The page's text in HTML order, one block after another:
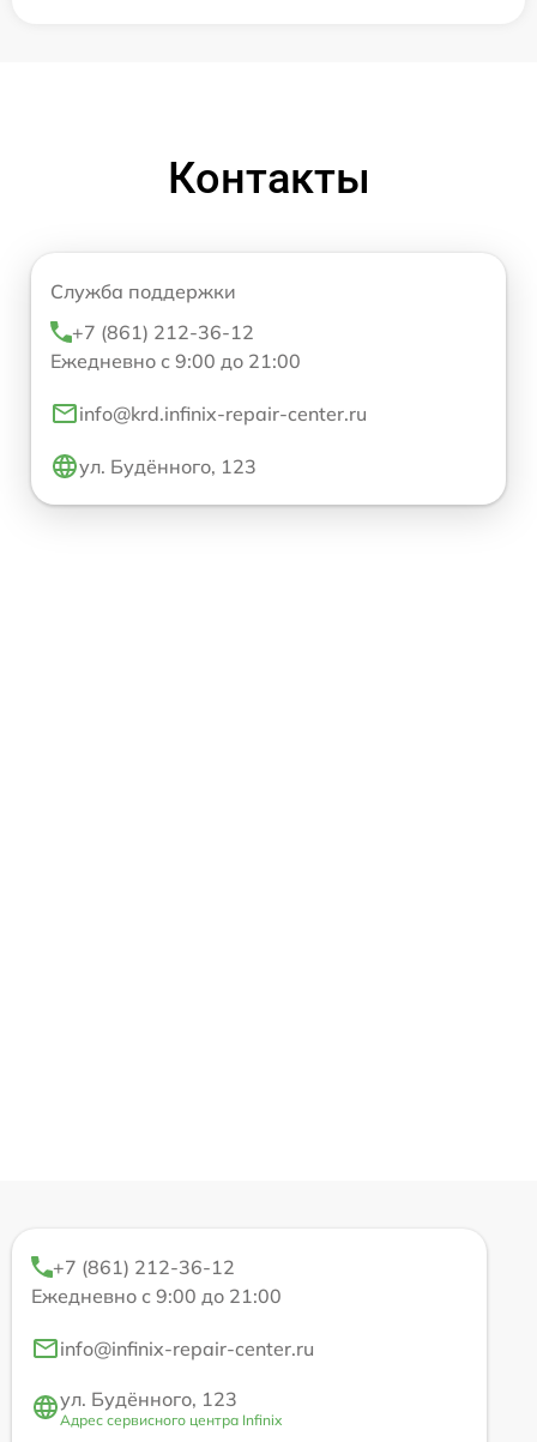
Контакты
Служба поддержки
+7 (861) 212-36-12
Ежедневно с 9:00 до 21:00
info@krd.infinix-repair-center.ru
ул. Будённого, 123
+7 (861) 212-36-12
Ежедневно с 9:00 до 21:00
info@infinix-repair-center.ru
ул. Будённого, 123
Адрес сервисного центра Infinix